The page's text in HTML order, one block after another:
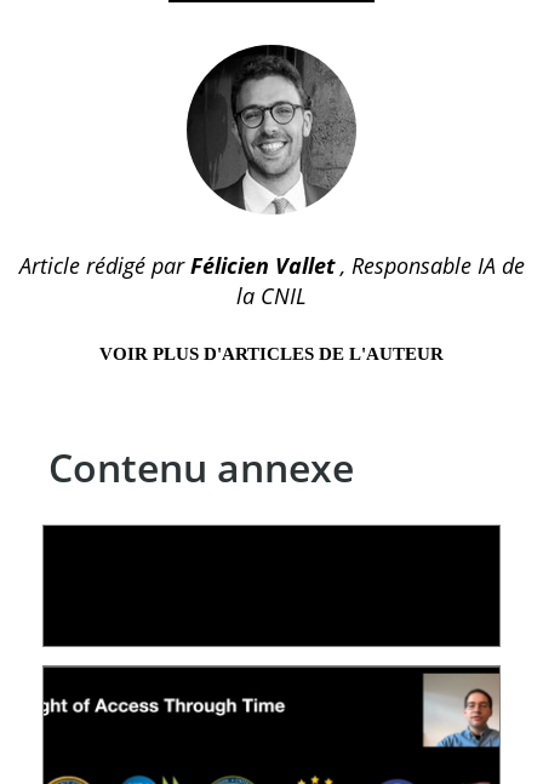
Article rédigé parFélicien Vallet, Responsable IA de
la CNIL
VOIR PLUS D'ARTICLES DE L'AUTEUR
Contenu annexe